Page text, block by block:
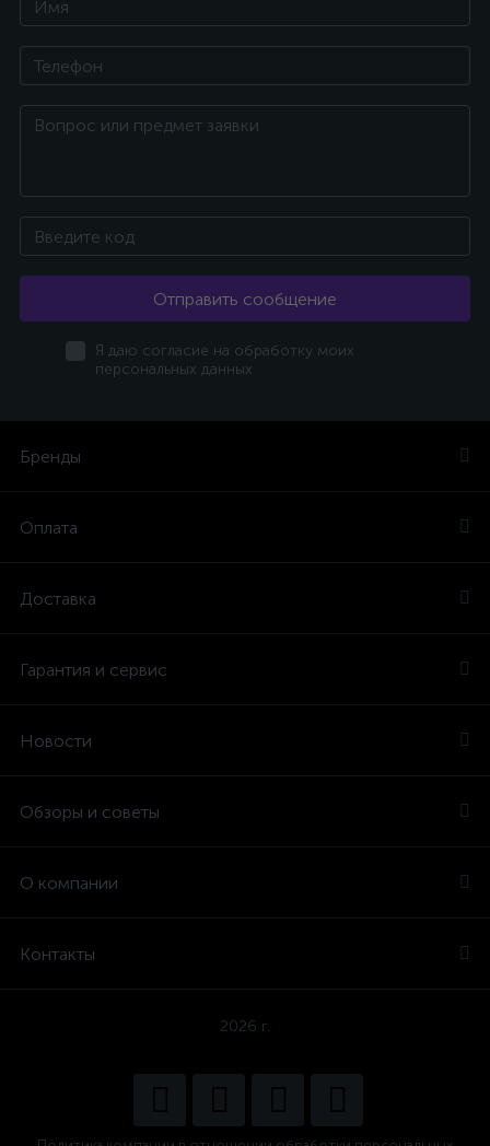
Отправить сообщение
Я даю согласие на обработку моих
персональных данных
Бренды
Оплата
Доставка
Гарантия и сервис
Новости
Обзоры и советы
О компании
Контакты
2026 г.